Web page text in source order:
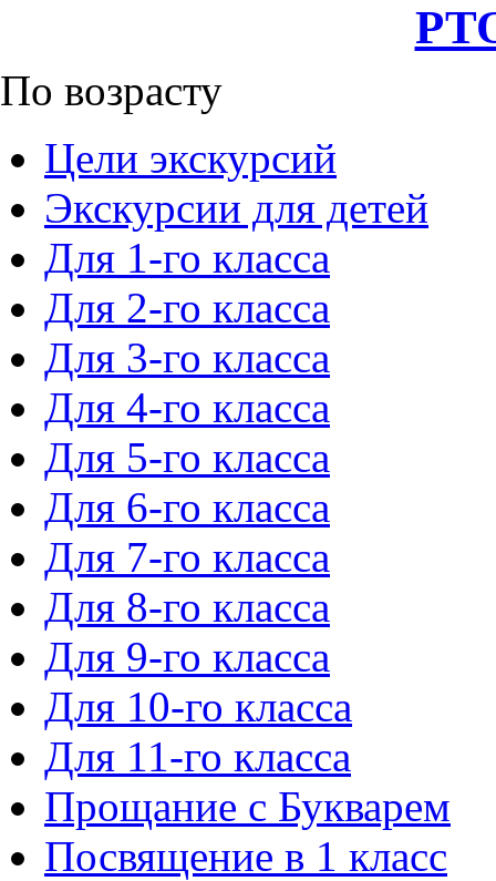
По возрасту
Цели экскурсий
Экскурсии для детей
Для 1-го класса
Для 2-го класса
Для 3-го класса
Для 4-го класса
Для 5-го класса
Для 6-го класса
Для 7-го класса
Для 8-го класса
Для 9-го класса
Для 10-го класса
Для 11-го класса
Прощание с Букварем
Посвящение в 1 класс